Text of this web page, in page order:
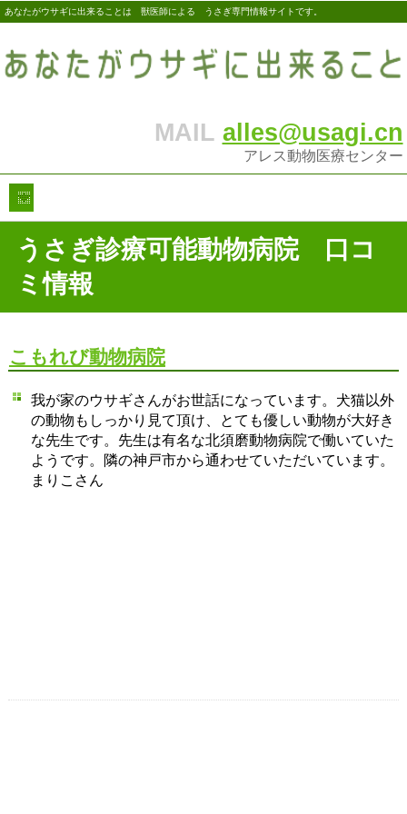
あなたがウサギに出来ることは 獣医師による うさぎ専門情報サイトです。
MAIL alles@usagi.cn
アレス動物医療センター
うさぎ診療可能動物病院 口コ
ミ情報
こもれび動物病院
我が家のウサギさんがお世話になっています。犬猫以外
の動物もしっかり見て頂け、とても優しい動物が大好き
な先生です。先生は有名な北須磨動物病院で働いていた
ようです。隣の神戸市から通わせていただいています。
まりこさん